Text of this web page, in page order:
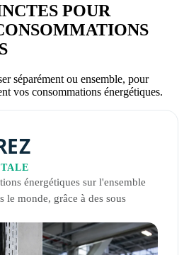
POUR
séparément ou ensemble, pour
vos consommations énergétiques.
énergétiques sur l'ensemble
le monde, grâce à des sous